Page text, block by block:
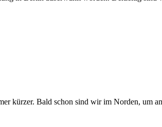
kürzer. Bald schon sind wir im Norden, um